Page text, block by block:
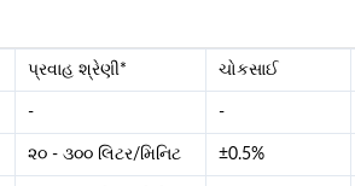
પ્રવાહ શ્રેણી* ચોકસાઈ
- -
૨૦ - ૩૦૦ લિટર/મિનિટ ±0.5%